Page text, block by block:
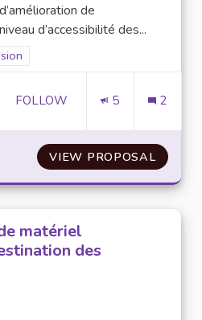
de
d’accessibilité des...
Numérique et Inclusion
21 FOLLOWERS
FOLLOW 5 2
VIEW PROPOSAL
matériel
des